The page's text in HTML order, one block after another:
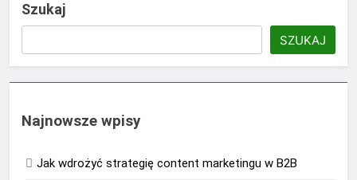
Szukaj
SZUKAJ
Najnowsze wpisy
Jak wdrożyć strategię content marketingu w B2B